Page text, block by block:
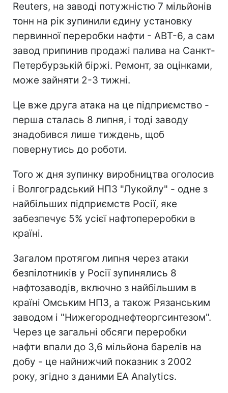
Reuters, на заводі потужністю 7 мільйонів
тонн на рік зупинили єдину установку
первинної переробки нафти - АВТ-6, а сам
завод припинив продажі палива на Санкт-
Петербурзькій біржі. Ремонт, за оцінками,
може зайняти 2-3 тижні.
Це вже друга атака на це підприємство -
перша сталась 8 липня, і тоді заводу
знадобився лише тиждень, щоб
повернутись до роботи.
Того ж дня зупинку виробництва оголосив
і Волгоградський НПЗ "Лукойлу" - одне з
найбільших підприємств Росії, яке
забезпечує 5% усієї нафтопереробки в
країні.
Загалом протягом липня через атаки
безпілотників у Росії зупинялись 8
нафтозаводів, включно з найбільшим в
країні Омським НПЗ, а також Рязанським
заводом і "Нижегороднефтеоргсинтезом".
Через це загальні обсяги переробки
нафти впали до 3,6 мільйона барелів на
добу - це найнижчий показник з 2002
року, згідно з даними EA Analytics.